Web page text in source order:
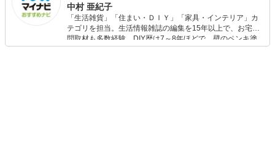
中村 亜紀子
「生活雑貨」「住まい・ＤＩＹ」「家具・インテリア」カ
テゴリを担当。生活情報雑誌の編集を15年以上で、お宅訪
問取材も多数経験。DIY歴は7～8年ほどで、壁のペンキ塗
りや壁紙チェンジなどもチャレンジ済み。初心者でもモノ